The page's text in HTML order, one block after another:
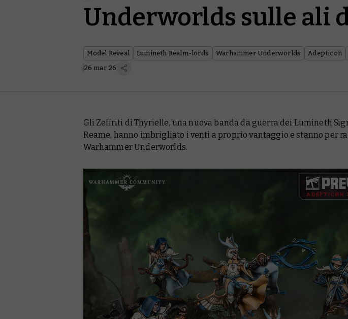
Underworlds sulle ali
Model Reveal Lumineth Realm-lords Warhammer Underworlds Adepticon
26 mar 26
Gli Zefiriti di Thyrielle, una nuova banda da guerra dei Lumineth
Reame, hanno imbrigliato i venti a proprio vantaggio e stanno per
Warhammer Underworlds.